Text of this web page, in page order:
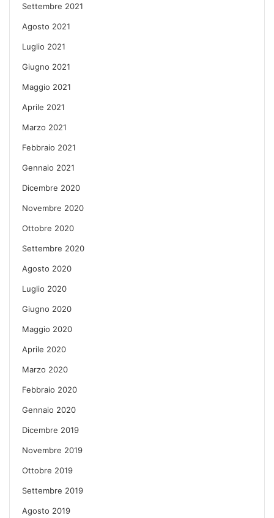
Settembre 2021
Agosto 2021
Luglio 2021
Giugno 2021
Maggio 2021
Aprile 2021
Marzo 2021
Febbraio 2021
Gennaio 2021
Dicembre 2020
Novembre 2020
Ottobre 2020
Settembre 2020
Agosto 2020
Luglio 2020
Giugno 2020
Maggio 2020
Aprile 2020
Marzo 2020
Febbraio 2020
Gennaio 2020
Dicembre 2019
Novembre 2019
Ottobre 2019
Settembre 2019
Agosto 2019